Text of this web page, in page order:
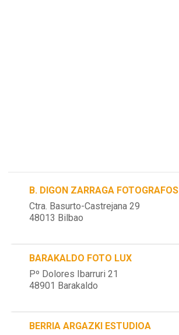
B. DIGON ZARRAGA FOTOGRAFOS
Ctra. Basurto-Castrejana 29
48013 Bilbao
BARAKALDO FOTO LUX
Pº Dolores Ibarruri 21
48901 Barakaldo
BERRIA ARGAZKI ESTUDIOA